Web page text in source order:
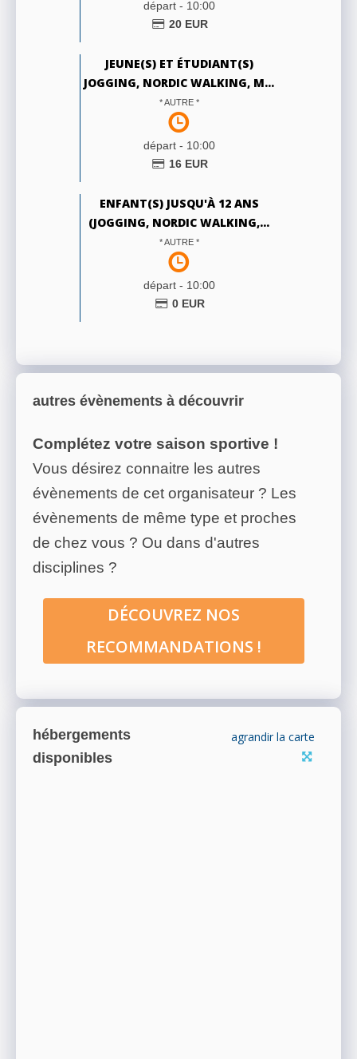
départ - 10:00
20 EUR
JEUNE(S) ET ÉTUDIANT(S)
JOGGING, NORDIC WALKING, M...
* AUTRE *
départ - 10:00
16 EUR
ENFANT(S) JUSQU'À 12 ANS
(JOGGING, NORDIC WALKING,...
* AUTRE *
départ - 10:00
0 EUR
autres évènements à découvrir
Complétez votre saison sportive !
Vous désirez connaitre les autres
évènements de cet organisateur ? Les
évènements de même type et proches
de chez vous ? Ou dans d'autres
disciplines ?
DÉCOUVREZ NOS
RECOMMANDATIONS !
hébergements
disponibles
agrandir la carte